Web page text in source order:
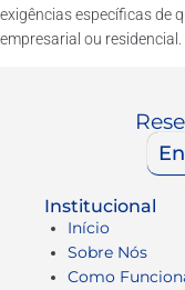
exigências específicas de
empresarial ou residencial.
Institucional
Início
Sobre Nós
Como